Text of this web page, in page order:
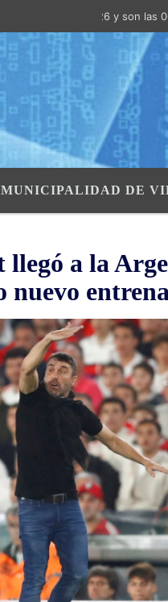
Agosto de 2026 y son las
MUNICIPALIDAD DE
llegó a la
nuevo